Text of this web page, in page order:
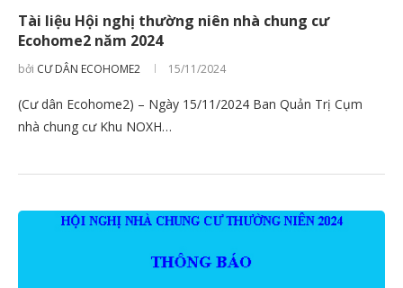
Tài liệu Hội nghị thường niên nhà chung cư
Ecohome2 năm 2024
bởi CƯ DÂN ECOHOME2 15/11/2024
(Cư dân Ecohome2) – Ngày 15/11/2024 Ban Quản Trị Cụm
nhà chung cư Khu NOXH…